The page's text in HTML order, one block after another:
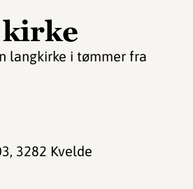
langkirke i tømmer fra
, 3282 Kvelde